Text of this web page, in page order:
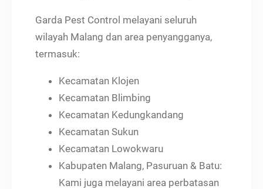
Garda Pest Control melayani seluruh
wilayah Malang dan area penyangganya,
termasuk:
Kecamatan Klojen
Kecamatan Blimbing
Kecamatan Kedungkandang
Kecamatan Sukun
Kecamatan Lowokwaru
Kabupaten Malang, Pasuruan & Batu:
Kami juga melayani area perbatasan